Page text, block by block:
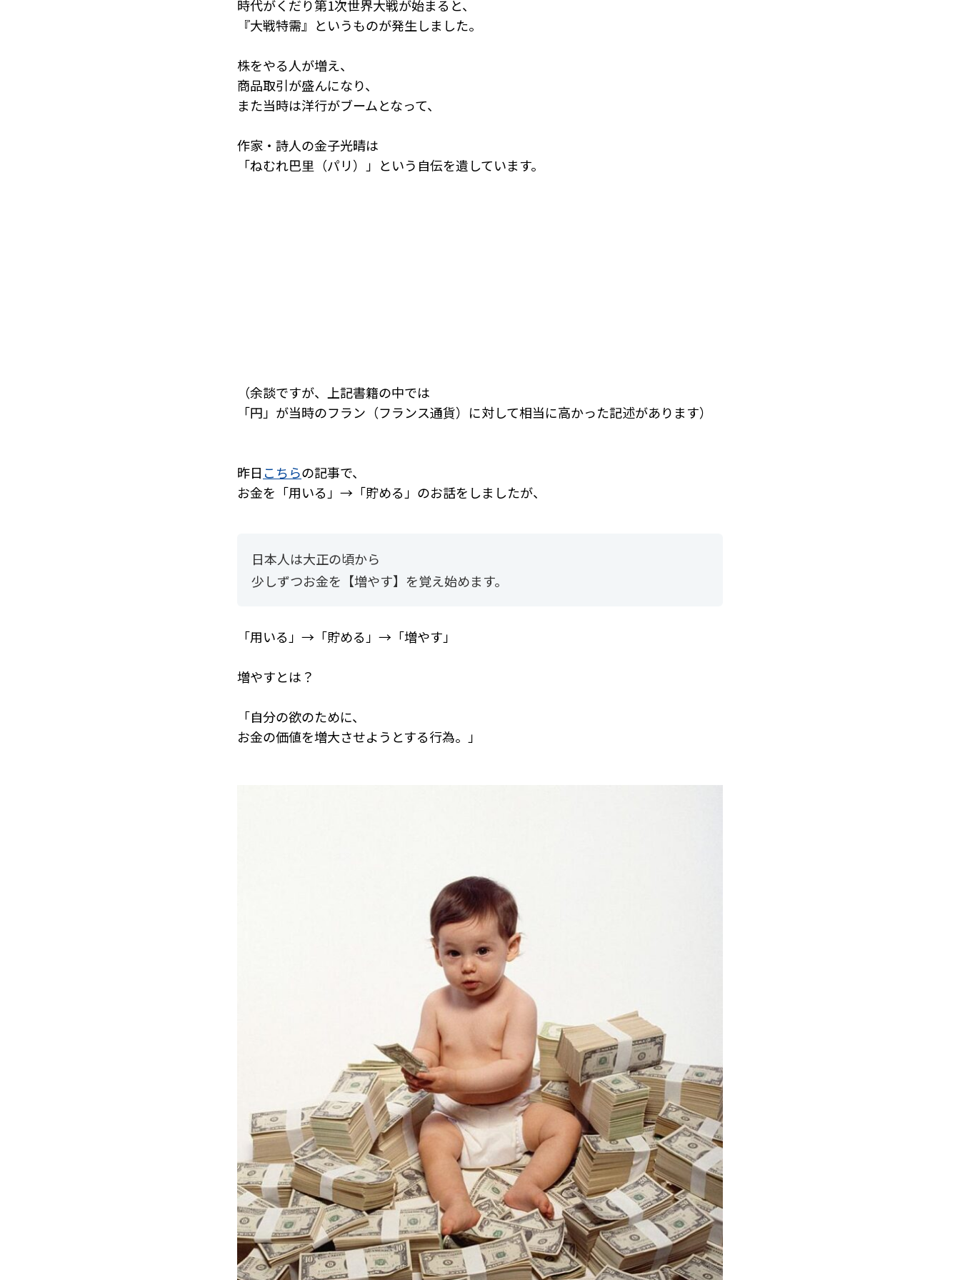
時代がくだり第1次世界大戦が始まると、
『大戦特需』というものが発生しました。
株をやる人が増え、
商品取引が盛んになり、
また当時は洋行がブームとなって、
作家・詩人の金子光晴は
「ねむれ巴里（パリ）」という自伝を遺しています。
（余談ですが、上記書籍の中では
「円」が当時のフラン（フランス通貨）に対して相当に高かった記述があります）
昨日 こちらの記事で、
お金を「用いる」→「貯める」のお話をしましたが、
日本人は大正の頃から
少しずつお金を【増やす】を覚え始めます。
「用いる」→「貯める」→「増やす」
増やすとは？
「自分の欲のために、
お金の価値を増大させようとする行為。」